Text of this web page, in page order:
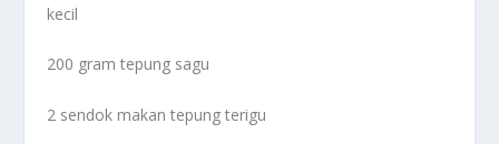
kecil
200 gram tepung sagu
2 sendok makan tepung terigu